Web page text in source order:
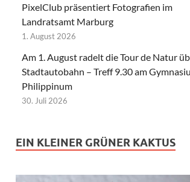
PixelClub präsentiert Fotografien im
Landratsamt Marburg
1. August 2026
Am 1. August radelt die Tour de Natur
Stadtautobahn – Treff 9.30 am
Philippinum
30. Juli 2026
EIN KLEINER GRÜNER KAKTUS